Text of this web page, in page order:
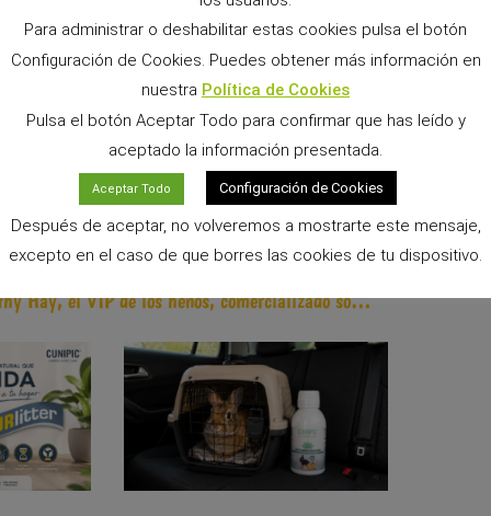
Timothy Hay, el VIP de los henos, comercializado sólo por CUNIPIC
Para administrar o deshabilitar estas cookies pulsa el botón
Configuración de Cookies. Puedes obtener más información en
nuestra Política de Cookies
Pulsa el botón Aceptar Todo para confirmar que has leído y
aceptado la información presentada.
Aceptar Todo Configuración de Cookies
Después de aceptar, no volveremos a mostrarte este mensaje,
excepto en el caso de que borres las cookies de tu dispositivo.